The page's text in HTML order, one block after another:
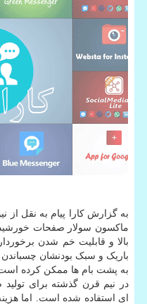
به گزارش کارا پیام به نقل
ماکسون سولار صفحات
بالا و قابلیت خم شدن
باریک و سبک بودنشان
به پشت بام ها ممکن کرده
در نیم قرن گذشته برای
ای استفاده شده است. اما